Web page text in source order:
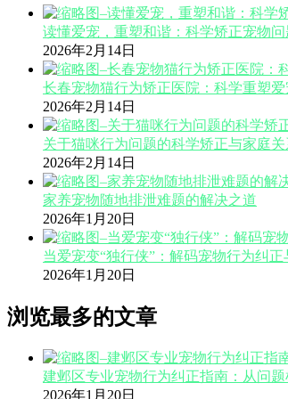
读懂爱宠，重塑和谐：科学矫正宠物
2026年2月14日
长春宠物猫行为矫正医院：科学重塑
2026年2月14日
关于猫咪行为问题的科学矫正与家庭
2026年2月14日
家养宠物随地排泄难题的解决之道
2026年1月20日
当爱宠变“独行侠”：解码宠物行为纠
2026年1月20日
浏览最多的文章
建邺区专业宠物行为纠正指南：从问
2026年1月20日